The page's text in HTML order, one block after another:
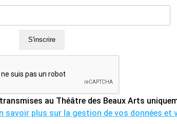
S'inscrire
au Théâtre des Beaux Arts
savoir plus sur la gestion de vos données et